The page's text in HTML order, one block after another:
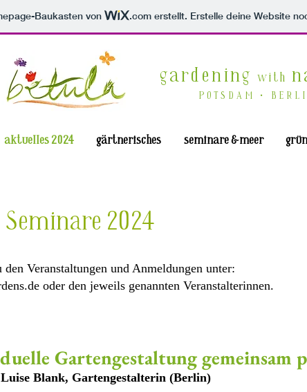
Baukasten von .com erstellt. Erstelle deine Website
gardeningwith
POTSDAM •
aktuelles 2024 gärtnerisches seminare & meer
2024
Veranstaltungen und Anmeldungen unter:
oder den jeweils genannten Veranstalterinnen.
Gartengestaltung gemeinsam
Blank, Gartengestalterin (Berlin)